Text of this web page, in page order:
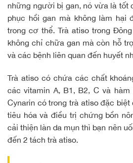
những người bị gan, nó vừa là tốt
phục hồi gan mà không làm hại
trong cơ thể. Trà atiso trong
không chỉ chữa gan mà còn hỗ
và các bệnh liên quan đến huyết
Trà atiso có chứa các chất
các vitamin A, B1, B2, C và
Cynarin có trong trà atiso đặc
tiêu hóa và điều trị chứng bồn
cải thiện làn da mụn thì bạn nên
đến 2 tách trà atiso.